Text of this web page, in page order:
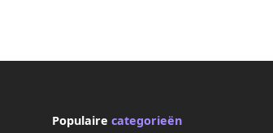
Populaire categorieën